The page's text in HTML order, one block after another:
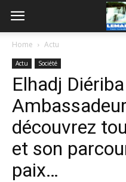
Home Actu
Actu Société
Elhadj
découvrez
et son
paix…